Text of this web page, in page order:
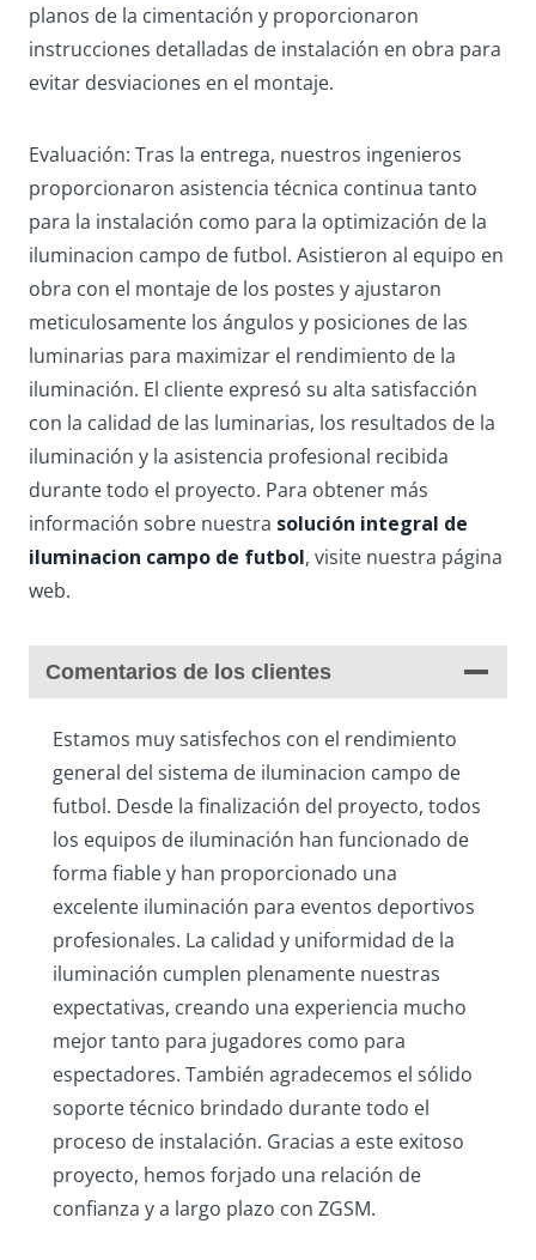
planos de la cimentación y proporcionaron
instrucciones detalladas de instalación en obra para
evitar desviaciones en el montaje.
Evaluación: Tras la entrega, nuestros ingenieros
proporcionaron asistencia técnica continua tanto
para la instalación como para la optimización de la
iluminacion campo de futbol. Asistieron al equipo en
obra con el montaje de los postes y ajustaron
meticulosamente los ángulos y posiciones de las
luminarias para maximizar el rendimiento de la
iluminación. El cliente expresó su alta satisfacción
con la calidad de las luminarias, los resultados de la
iluminación y la asistencia profesional recibida
durante todo el proyecto. Para obtener más
información sobre nuestra solución integral de
iluminacion campo de futbol, ​​visite nuestra página
web.
Comentarios de los clientes
Estamos muy satisfechos con el rendimiento
general del sistema de iluminacion campo de
futbol. Desde la finalización del proyecto, todos
los equipos de iluminación han funcionado de
forma fiable y han proporcionado una
excelente iluminación para eventos deportivos
profesionales. La calidad y uniformidad de la
iluminación cumplen plenamente nuestras
expectativas, creando una experiencia mucho
mejor tanto para jugadores como para
espectadores. También agradecemos el sólido
soporte técnico brindado durante todo el
proceso de instalación. Gracias a este exitoso
proyecto, hemos forjado una relación de
confianza y a largo plazo con ZGSM.